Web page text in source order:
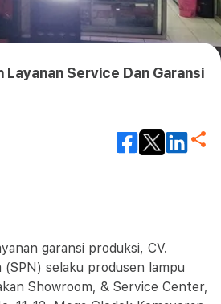
Service Dan Garansi
garansi produksi, CV.
(SPN) selaku produsen lampu
Showroom, & Service Center,